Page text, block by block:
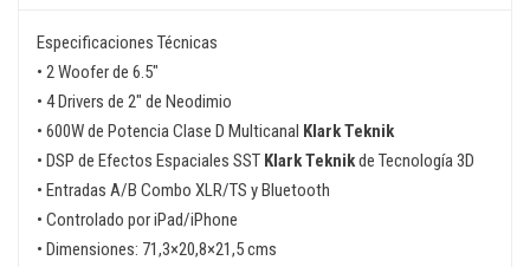
Especificaciones Técnicas
• 2 Woofer de 6.5″
• 4 Drivers de 2″ de Neodimio
• 600W de Potencia Clase D Multicanal Klark Teknik
• DSP de Efectos Espaciales SST Klark Teknikde Tecnología 3D
• Entradas A/B Combo XLR/TS y Bluetooth
• Controlado por iPad/iPhone
• Dimensiones: 71,3×20,8×21,5 cms